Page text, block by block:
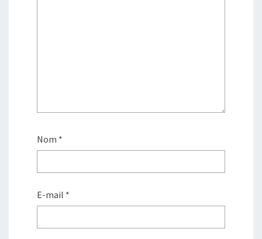
Nom *
E-mail *